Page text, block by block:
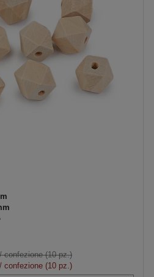
(10 pz.)
(10 pz.)